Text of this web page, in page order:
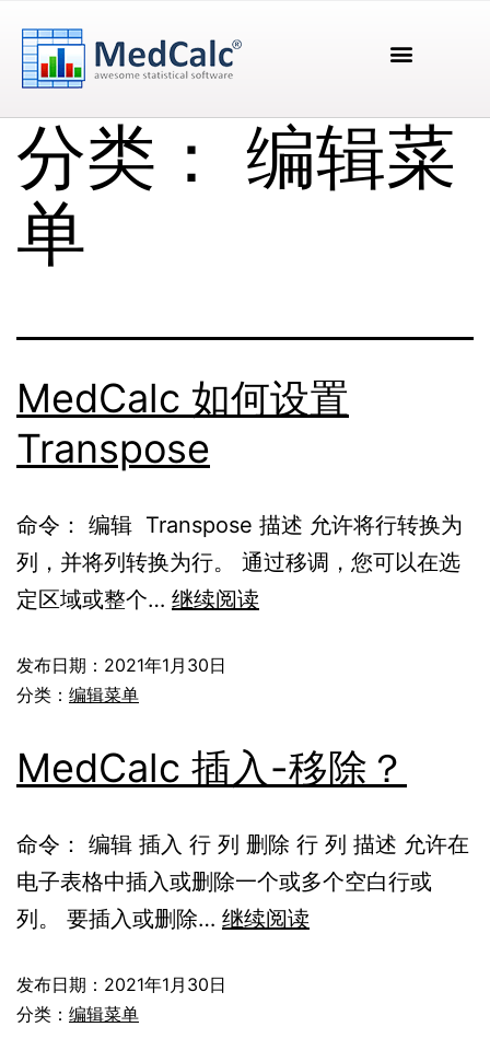
分类： 编辑菜
单
MedCalc 如何设置
Transpose
命令： 编辑 Transpose 描述 允许将行转换为
列，并将列转换为行。 通过移调，您可以在选
定区域或整个… 继续阅读
发布日期： 2021年1月30日
分类： 编辑菜单
MedCalc 插入-移除？
命令： 编辑 插入 行 列 删除 行 列 描述 允许在
电子表格中插入或删除一个或多个空白行或
列。 要插入或删除… 继续阅读
发布日期： 2021年1月30日
分类： 编辑菜单